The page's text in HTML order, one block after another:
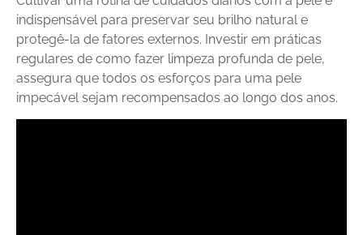
indispensável para preservar seu brilho natural e
protegê-la de fatores externos. Investir em práticas
regulares de como fazer limpeza profunda de pele,
assegura que todos os esforços para uma pele
impecável sejam recompensados ao longo dos anos.